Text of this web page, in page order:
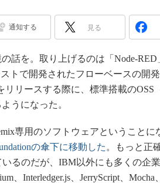
日本ものづくりワ
AUTOMOTIVE
無償設計
3Dプリ
デジタル
S＆OP
インダ
製造業ビ
メイドイ
通知する 見る
話を。取り上げるのは「Node-RED
トで開発されたフローベースの開
リリースする際に、標準搭載のOSS
うになった。
専用のソフトウェアということに
の傘下に移動した 。もっと正
いるのだが、IBM以外にも多くの企
、Interledger.js、JerryScript、Mocha